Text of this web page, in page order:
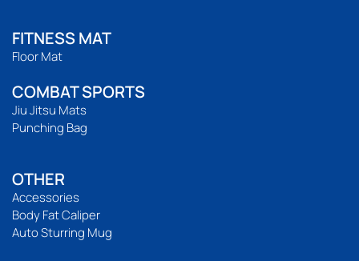
FITNESS MAT
Floor Mat
COMBAT SPORTS
Jiu Jitsu Mats
Punching Bag
OTHER
Accessories
Body Fat Caliper
Auto Sturring Mug